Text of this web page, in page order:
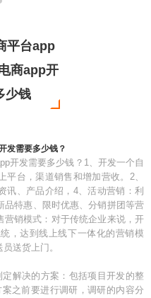
平台app
商app开
少钱
发需要多少钱？
开发需要多少钱？1、开发一个自
平台，渠道销售和增加营收。2、
讯、产品介绍，4、活动营销：利
品特惠、限时优惠、分销拼团等营
销模式：对于传统企业来说，开
，达到线上线下一体化的营销模
送货上门。
解决的方案：包括项目开发的整
之前要进行调研，调研的内容分